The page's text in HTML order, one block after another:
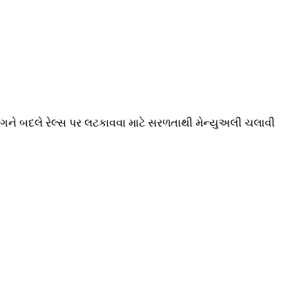
બદલે રેલ્સ પર લટકાવવા માટે સરળતાથી મેન્યુઅલી ચલાવી